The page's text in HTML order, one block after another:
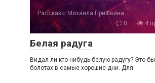
Рассказы Михаила Пришвина
0
4
Белая радуга
Видал ли кто-нибудь белую радугу? Это
болотах в самые хорошие дни. Для